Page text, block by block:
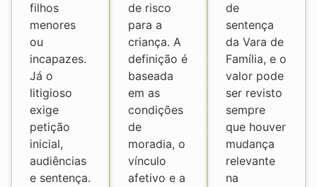
filhos
menores
ou
incapazes.
Já o
litigioso
exige
petição
inicial,
audiências
e sentença.
de risco
para a
criança. A
definição é
baseada
em as
condições
de
moradia, o
vínculo
afetivo e a
de
sentença
da Vara de
Família, e o
valor pode
ser revisto
sempre
que houver
mudança
relevante
na